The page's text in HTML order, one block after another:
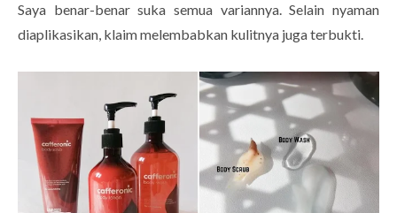
Saya benar-benar suka semua variannya. Selain nyaman
diaplikasikan, klaim melembabkan kulitnya juga terbukti.